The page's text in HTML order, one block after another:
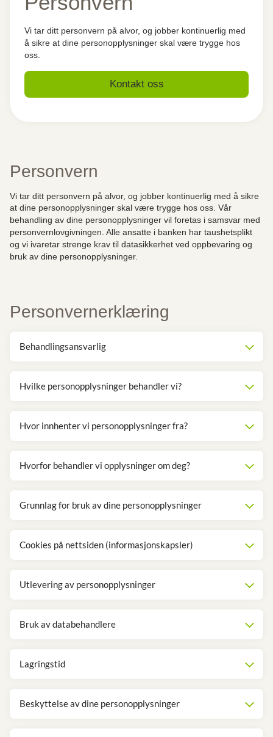
Vi tar ditt personvern på alvor, og jobber kontinuerlig med
å sikre at dine personopplysninger skal være trygge hos
oss.
Kontakt oss
Personvern
Vi tar ditt personvern på alvor, og jobber kontinuerlig med å sikre
at dine personopplysninger skal være trygge hos oss. Vår
behandling av dine personopplysninger vil foretas i samsvar med
personvernlovgivningen. Alle ansatte i banken har taushetsplikt
og vi ivaretar strenge krav til datasikkerhet ved oppbevaring og
bruk av dine personopplysninger.
Personvernerklæring
Behandlingsansvarlig
Hvilke personopplysninger behandler vi?
Hvor innhenter vi personopplysninger fra?
Hvorfor behandler vi opplysninger om deg?
Grunnlag for bruk av dine personopplysninger
Cookies på nettsiden (informasjonskapsler)
Utlevering av personopplysninger
Bruk av databehandlere
Lagringstid
Beskyttelse av dine personopplysninger